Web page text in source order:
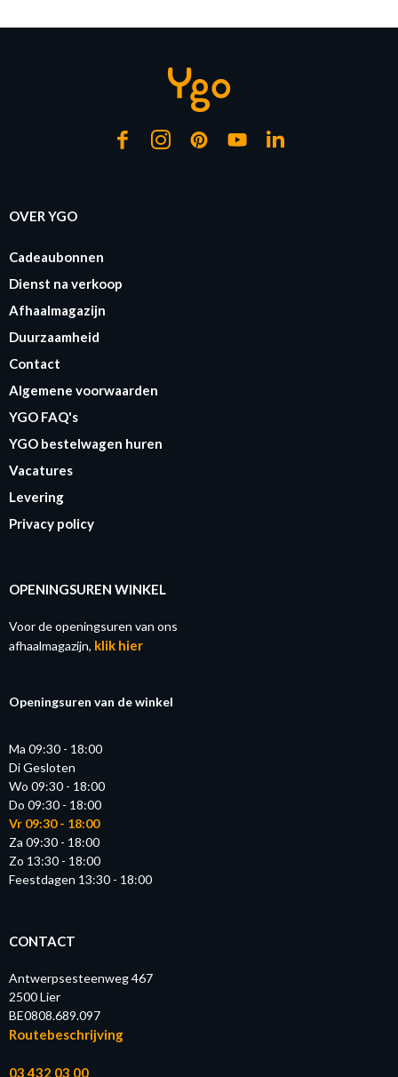
OVER YGO
Cadeaubonnen
Dienst na verkoop
Afhaalmagazijn
Duurzaamheid
Contact
Algemene voorwaarden
YGO FAQ's
YGO bestelwagen huren
Vacatures
Levering
Privacy policy
OPENINGSUREN WINKEL
Voor de openingsuren van ons
afhaalmagazijn, klik hier
Openingsuren van de winkel
Ma 09:30 - 18:00
Di Gesloten
Wo 09:30 - 18:00
Do 09:30 - 18:00
Vr 09:30 - 18:00
Za 09:30 - 18:00
Zo 13:30 - 18:00
Feestdagen 13:30 - 18:00
CONTACT
Antwerpsesteenweg 467
2500 Lier
BE0808.689.097
Routebeschrijving
03 432 03 00